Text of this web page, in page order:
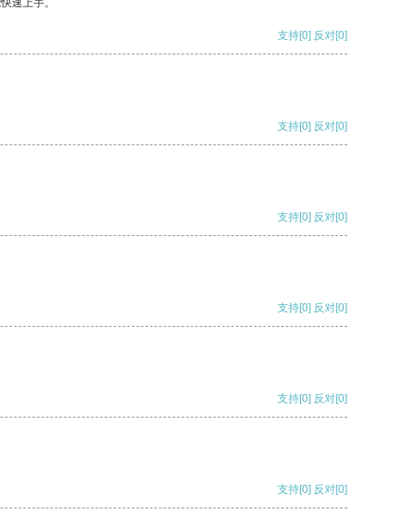
速上手。
支持[0] 反对[0]
支持[0] 反对[0]
支持[0] 反对[0]
支持[0] 反对[0]
支持[0] 反对[0]
支持[0] 反对[0]